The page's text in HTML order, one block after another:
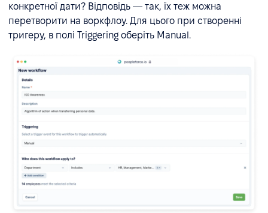
конкретної дати? Відповідь — так, їх теж можна
перетворити на воркфлоу. Для цього при створенні
тригеру, в полі Triggering оберіть Manual.